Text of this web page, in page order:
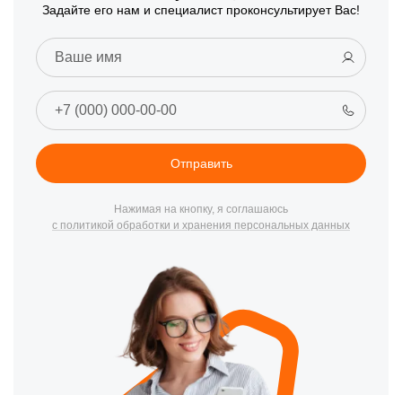
Задайте его нам и специалист проконсультирует Вас!
Отправить
Нажимая на кнопку, я соглашаюсь
с политикой обработки и хранения персональных данных